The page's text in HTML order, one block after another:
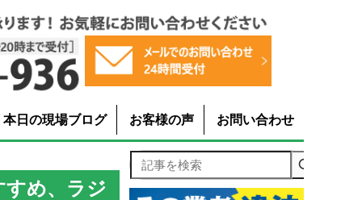
本日の現場ブログ お客様の声 お問い合わせ
すめ、ラジ
記事を検索